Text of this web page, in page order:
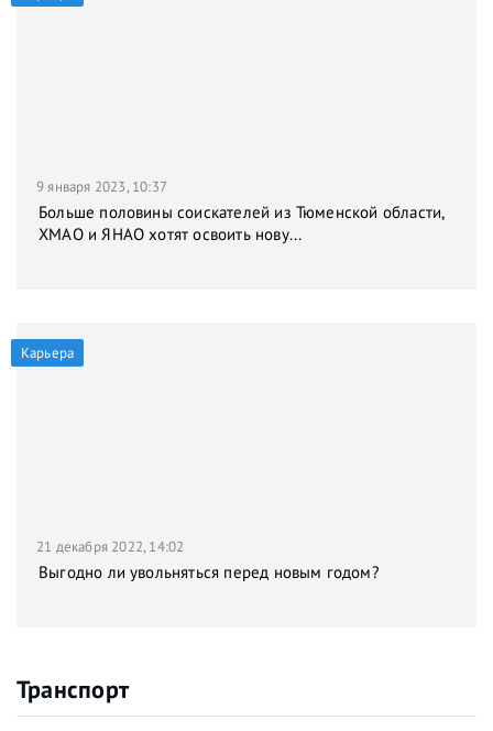
9 января 2023, 10:37
Больше половины соискателей из Тюменской области,
ХМАО и ЯНАО хотят освоить нову...
Карьера
21 декабря 2022, 14:02
Выгодно ли увольняться перед новым годом?
Транспорт